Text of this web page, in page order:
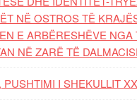
NË OSTROS TË
E ARBËRESHËVE NGA
NË ZARË TË
I SHEKULLIT